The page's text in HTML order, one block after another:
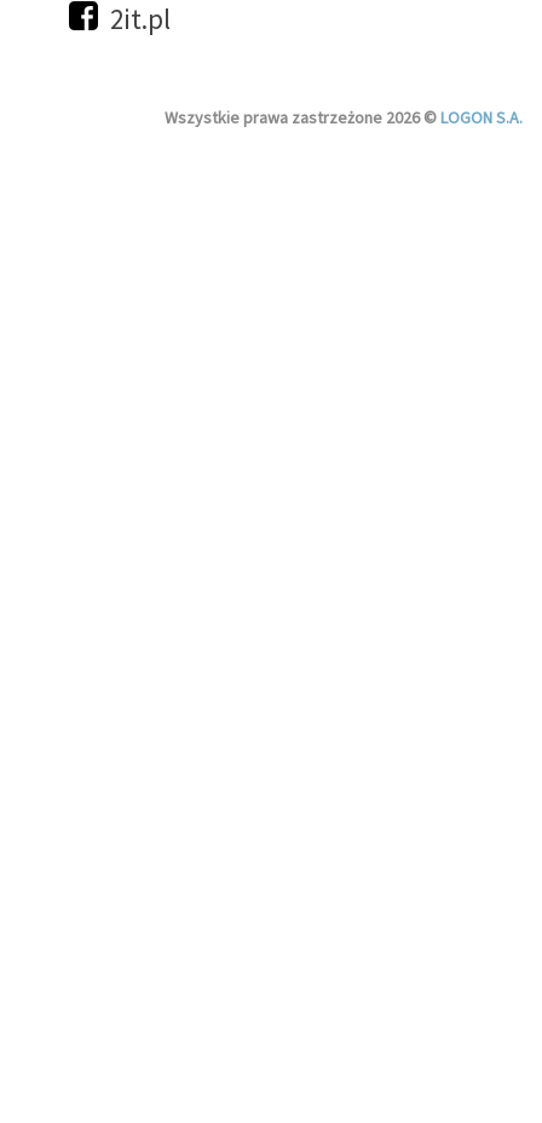
2it.pl
Wszystkie prawa zastrzeżone 2026 ©LOGON S.A.